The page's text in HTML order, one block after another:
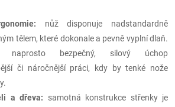
nůž disponuje nadstandardně
tělem, které dokonale a pevně vyplní dlaň.
naprosto bezpečný, silový úchop
či náročnější práci, kdy by tenké nože
a dřeva: samotná konstrukce střenky je